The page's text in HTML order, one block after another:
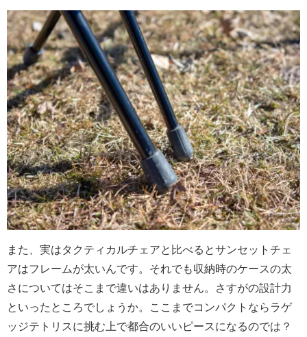
また、実はタクティカルチェアと比べるとサンセットチェ
アはフレームが太いんです。それでも収納時のケースの太
さについてはそこまで違いはありません。さすがの設計力
といったところでしょうか。ここまでコンパクトならラゲ
ッジテトリスに挑む上で都合のいいピースになるのでは？